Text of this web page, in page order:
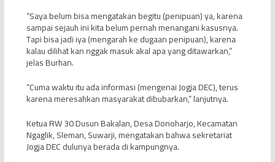
“Saya belum bisa mengatakan begitu (penipuan) ya, karena
sampai sejauh ini kita belum pernah menangani kasusnya.
Tapi bisa jadi iya (mengarah ke dugaan penipuan), karena
kalau dilihat kan nggak masuk akal apa yang ditawarkan,”
jelas Burhan.
“Cuma waktu itu ada informasi (mengenai Jogja DEC), terus
karena meresahkan masyarakat dibubarkan,” lanjutnya.
Ketua RW 30 Dusun Bakalan, Desa Donoharjo, Kecamatan
Ngaglik, Sleman, Suwarji, mengatakan bahwa sekretariat
Jogja DEC dulunya berada di kampungnya.